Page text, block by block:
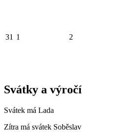
31 1 2
Svátky a výročí
Svátek má Lada
Zítra má svátek Soběslav